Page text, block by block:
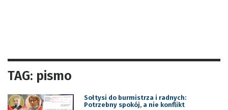
TAG: pismo
Sołtysi do burmistrza i radnych:
Potrzebny spokój, a nie konflikt